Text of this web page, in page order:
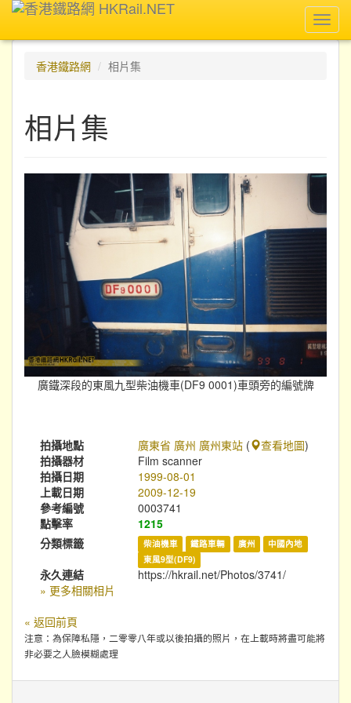
香港鐵路網
相片集
相片集
廣鐵深段的東風九型柴油機車(DF9 0001)車頭旁的編號牌
拍攝地點 廣東省 廣州 廣州東站 ( 查看地圖)
拍攝器材
Film scanner
拍攝日期
1999-08-01
上載日期
2009-12-19
參考編號
0003741
點擊率
1215
分類標籤
柴油機車 鐵路車輛 廣州
中國內地
東風9型(DF9)
永久連結
https://hkrail.net/Photos/3741/
» 更多相關相片
« 返回前頁
注意：為保障私隱，二零零八年或以後拍攝的照片，在上載時將盡可能將
非必要之人臉模糊處理